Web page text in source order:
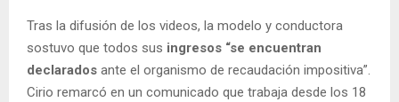
Tras la difusión de los videos, la modelo y conductora
sostuvo que todos sus ingresos “se encuentran
declarados ante el organismo de recaudación impositiva”.
Cirio remarcó en un comunicado que trabaja desde los 18